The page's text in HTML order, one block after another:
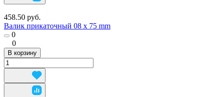
458.50 руб.
Валик прикаточный 08 х 75 mm
0
0
В корзину